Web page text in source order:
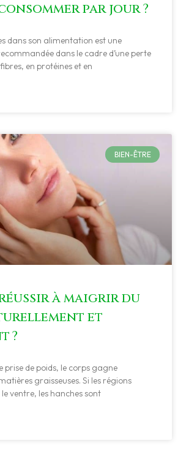
par jour ?
dans son alimentation est une
dans le cadre d’une perte
en protéines et en
BIEN-ÊTRE
à maigrir du
et
?
prise de poids, le corps gagne
graisseuses. Si les régions
ventre, les hanches sont